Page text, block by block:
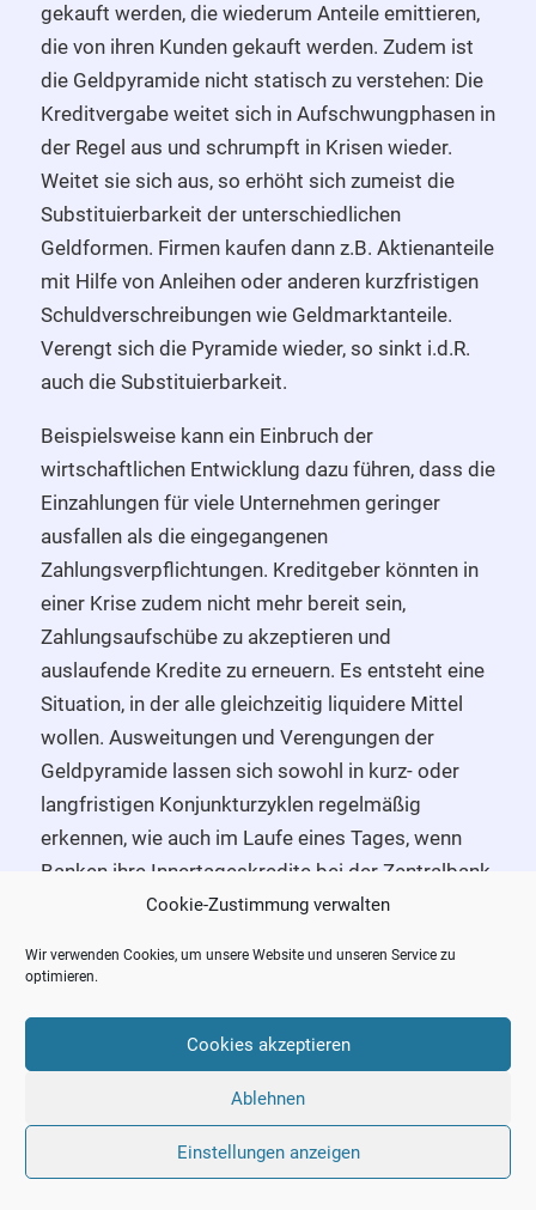
Cookie-Zustimmung verwalten
Wir verwenden Cookies, um unsere Website und unseren Service zu
optimieren.
Cookies akzeptieren
Ablehnen
Einstellungen anzeigen
gekauft werden, die wiederum Anteile emittieren,
die von ihren Kunden gekauft werden. Zudem ist
die Geldpyramide nicht statisch zu verstehen: Die
Kreditvergabe weitet sich in Aufschwungphasen in
der Regel aus und schrumpft in Krisen wieder.
Weitet sie sich aus, so erhöht sich zumeist die
Substituierbarkeit der unterschiedlichen
Geldformen. Firmen kaufen dann z.B. Aktienanteile
mit Hilfe von Anleihen oder anderen kurzfristigen
Schuldverschreibungen wie Geldmarktanteile.
Verengt sich die Pyramide wieder, so sinkt i.d.R.
auch die Substituierbarkeit.
Beispielsweise kann ein Einbruch der
wirtschaftlichen Entwicklung dazu führen, dass die
Einzahlungen für viele Unternehmen geringer
ausfallen als die eingegangenen
Zahlungsverpflichtungen. Kreditgeber könnten in
einer Krise zudem nicht mehr bereit sein,
Zahlungsaufschübe zu akzeptieren und
auslaufende Kredite zu erneuern. Es entsteht eine
Situation, in der alle gleichzeitig liquidere Mittel
wollen. Ausweitungen und Verengungen der
Geldpyramide lassen sich sowohl in kurz- oder
langfristigen Konjunkturzyklen regelmäßig
erkennen, wie auch im Laufe eines Tages, wenn
Banken ihre Innertageskredite bei der Zentralbank
zurückzahlen müssen.
Geldmengenaggregate
Da relativ liquide Verbindlichkeiten von
Nichtbanken auch als eine Form von Geld
angesehen werden können, definieren auch
Zentralbanken verschiedene Geldmengen. Je
nachdem, welches ökonomische Problem man